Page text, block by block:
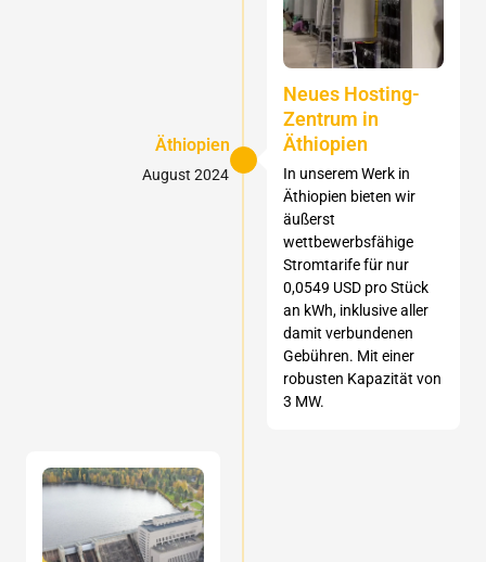
Äthiopien
August 2024
Neues Hosting-
Zentrum in
Äthiopien
In unserem Werk in
Äthiopien bieten wir
äußerst
wettbewerbsfähige
Stromtarife für nur
0,0549 USD pro Stück
an kWh, inklusive aller
damit verbundenen
Gebühren. Mit einer
robusten Kapazität von
3 MW.